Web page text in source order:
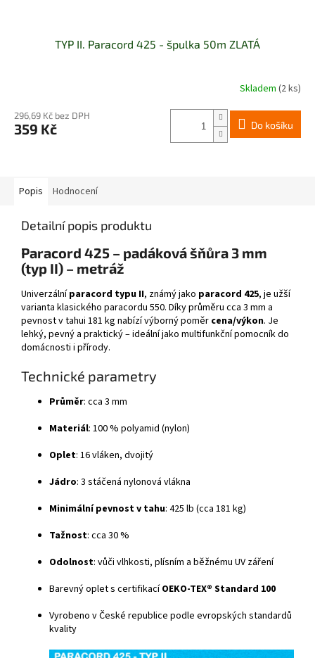
TYP II. Paracord 425 - špulka 50m ZLATÁ
Skladem (2 ks)
296,69 Kč bez DPH
359 Kč Do košíku
Popis Hodnocení
Detailní popis produktu
Paracord 425 – padáková šňůra 3 mm
(typ II) – metráž
Univerzálníparacord typu II, známý jako paracord 425, je užší
varianta klasického paracordu 550. Díky průměru cca 3 mm a
pevnost v tahui 181 kg nabízí výborný poměr cena/výkon. Je
lehký, pevný a praktický – ideální jako multifunkční pomocník do
domácnosti i přírody.
Technické parametry
Průměr: cca 3 mm
Materiál: 100 % polyamid (nylon)
Oplet: 16 vláken, dvojitý
Jádro: 3 stáčená nylonová vlákna
Minimální pevnost v tahu: 425 lb (cca 181 kg)
Tažnost: cca 30 %
Odolnost: vůči vlhkosti, plísním a běžnému UV záření
Barevný oplet s certifikacíOEKO-TEX® Standard 100
Vyrobeno v České republice podle evropských standardů
kvality